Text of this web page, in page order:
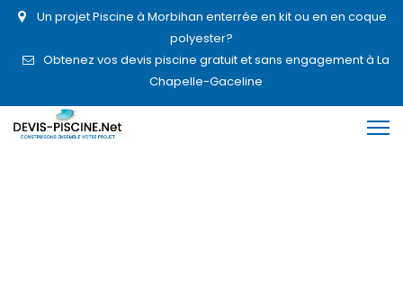
Un projet Piscine à Morbihan enterrée en kit ou en en coque
polyester?
Obtenez vos devis piscine gratuit et sans engagement à La
Chapelle-Gaceline